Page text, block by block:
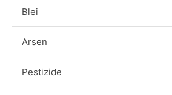
Blei
Arsen
Pestizide